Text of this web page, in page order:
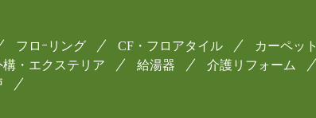
フロｰリング CF・フロアタイル カーペット
構・エクステリア 給湯器
介護リフォーム